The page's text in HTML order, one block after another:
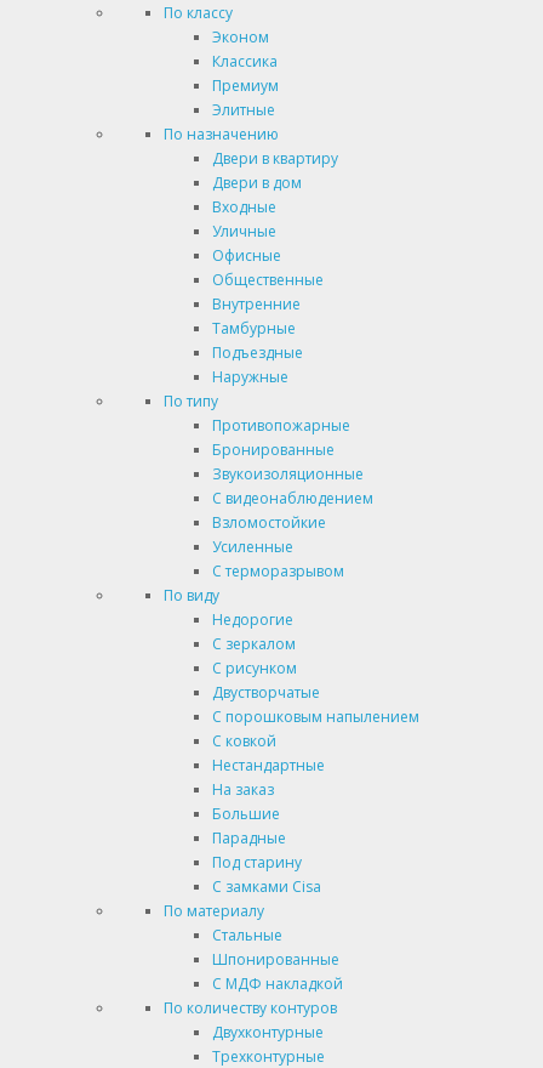
По классу
Эконом
Классика
Премиум
Элитные
По назначению
Двери в квартиру
Двери в дом
Входные
Уличные
Офисные
Общественные
Внутренние
Тамбурные
Подъездные
Наружные
По типу
Противопожарные
Бронированные
Звукоизоляционные
С видеонаблюдением
Взломостойкие
Усиленные
С терморазрывом
По виду
Недорогие
С зеркалом
С рисунком
Двустворчатые
С порошковым напылением
С ковкой
Нестандартные
На заказ
Большие
Парадные
Под старину
С замками Cisa
По материалу
Стальные
Шпонированные
С МДФ накладкой
По количеству контуров
Двухконтурные
Трехконтурные